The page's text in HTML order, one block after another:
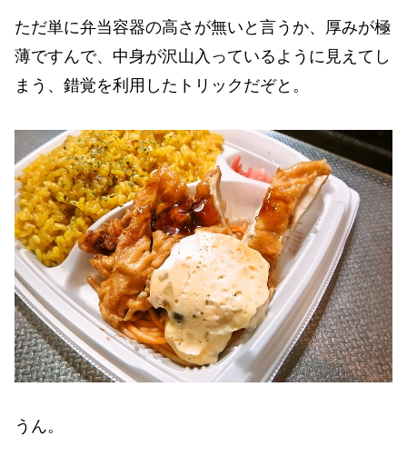
ただ単に弁当容器の高さが無いと言うか、厚みが極
薄ですんで、中身が沢山入っているように見えてし
まう、錯覚を利用したトリックだぞと。
うん。